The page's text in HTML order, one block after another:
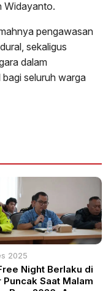
Widayanto.
pengawasan
sekaligus
dalam
bagi seluruh warga
2025
Night Berlaku di
Puncak Saat Malam